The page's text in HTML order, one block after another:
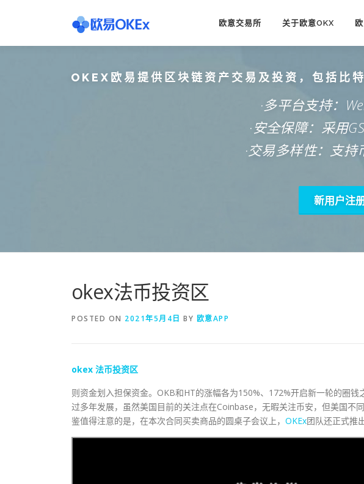
欧意交易所 关于欧意OKX
OKEX欧易提供区块链资产交易及投资，包括比
·多平台支持：
·安全保障：采用
·交易多样性：支
新用户注
okex法币投资区
POSTED ON 2021年5月4日 BY 欧意APP
okex 法币投资区
则资金划入担保资金。OKB和HT的涨幅各为150%、172%开启新一轮的圈
过多年发展，虽然美国目前的关注点在Coinbase，无暇关注币安，但美国不
鉴值得注意的是，在本次合同买卖商品的圆桌子会议上， OKEx团队还正式推